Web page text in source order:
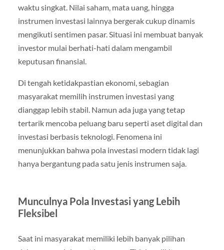
waktu singkat. Nilai saham, mata uang, hingga
instrumen investasi lainnya bergerak cukup dinamis
mengikuti sentimen pasar. Situasi ini membuat banyak
investor mulai berhati-hati dalam mengambil
keputusan finansial.
Di tengah ketidakpastian ekonomi, sebagian
masyarakat memilih instrumen investasi yang
dianggap lebih stabil. Namun ada juga yang tetap
tertarik mencoba peluang baru seperti aset digital dan
investasi berbasis teknologi. Fenomena ini
menunjukkan bahwa pola investasi modern tidak lagi
hanya bergantung pada satu jenis instrumen saja.
Munculnya Pola Investasi yang Lebih
Fleksibel
Saat ini masyarakat memiliki lebih banyak pilihan